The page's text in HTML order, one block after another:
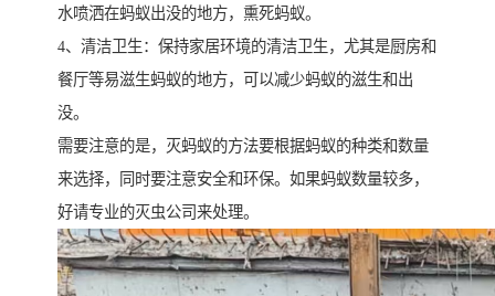
水喷洒在蚂蚁出没的地方，熏死蚂蚁。
4、清洁卫生：保持家居环境的清洁卫生，尤其是厨房和
餐厅等易滋生蚂蚁的地方，可以减少蚂蚁的滋生和出
没。
需要注意的是，灭蚂蚁的方法要根据蚂蚁的种类和数量
来选择，同时要注意安全和环保。如果蚂蚁数量较多，
好请专业的灭虫公司来处理。